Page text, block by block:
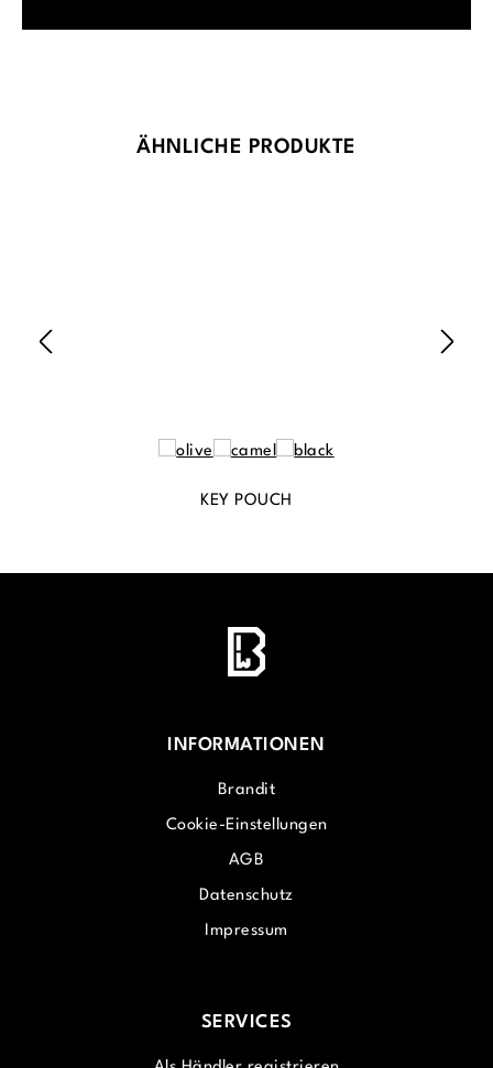
Produktgalerie überspringen
ÄHNLICHE PRODUKTE
KEY POUCH
INFORMATIONEN
Brandit
Cookie-Einstellungen
AGB
Datenschutz
Impressum
SERVICES